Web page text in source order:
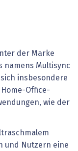
der Marke
namens Multisync
sich insbesondere
Office-
wie der
und Nutzern eine